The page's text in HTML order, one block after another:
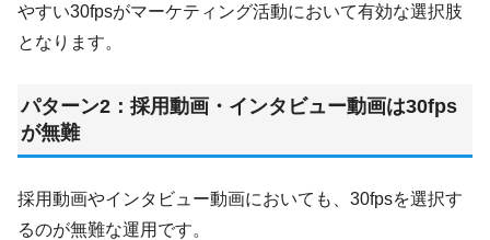
やすい30fpsがマーケティング活動において有効な選択肢
となります。
パターン2：採用動画・インタビュー動画は30fps
が無難
採用動画やインタビュー動画においても、30fpsを選択す
るのが無難な運用です。